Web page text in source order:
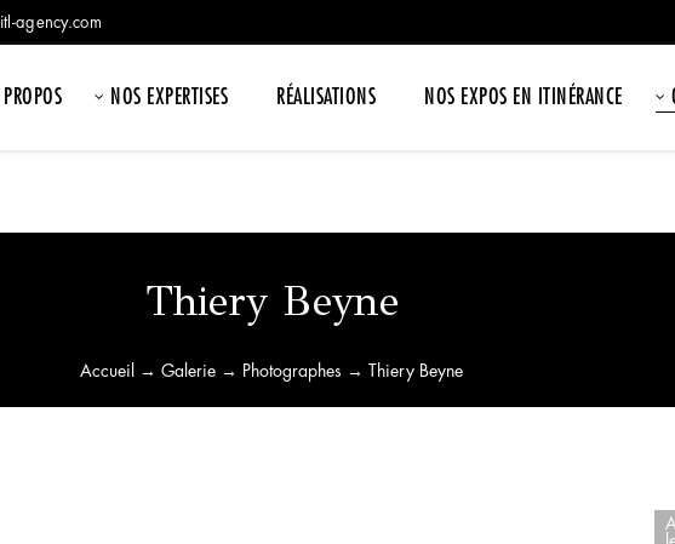
agency.com
NOS EXPERTISES RÉALISATIONS NOS EXPOS EN ITINÉRANCE
Thiery Beyne
Accueil → Galerie → Photographes → Thiery Beyne